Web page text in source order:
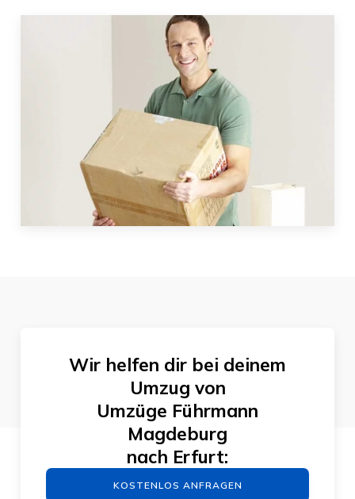
Wir helfen dir bei deinem
Umzug von
Umzüge Führmann
Magdeburg
nach Erfurt:
KOSTENLOS ANFRAGEN